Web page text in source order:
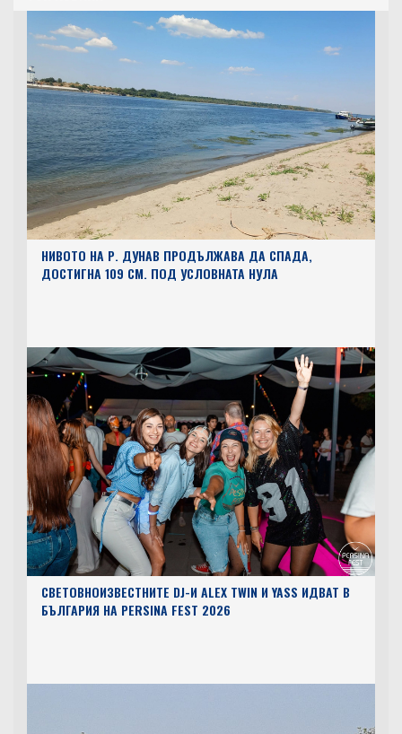
НИВОТО НА Р. ДУНАВ ПРОДЪЛЖАВА ДА СПАДА,
ДОСТИГНА 109 СМ. ПОД УСЛОВНАТА НУЛА
СВЕТОВНОИЗВЕСТНИТЕ DJ-И ALEX TWIN И YASS ИДВАТ В
БЪЛГАРИЯ НА PERSINA FEST 2026